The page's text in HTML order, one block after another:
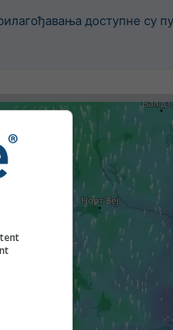
доступне су